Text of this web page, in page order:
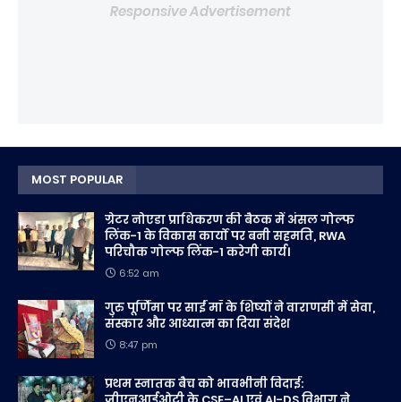
Responsive Advertisement
MOST POPULAR
ग्रेटर नोएडा प्राधिकरण की बैठक में अंसल गोल्फ
लिंक-1 के विकास कार्यों पर बनी सहमति, RWA
परिचौक गोल्फ लिंक-1 करेगी कार्य।
6:52 am
गुरु पूर्णिमा पर साईं माँ के शिष्यों ने वाराणसी में सेवा,
संस्कार और आध्यात्म का दिया संदेश
8:47 pm
प्रथम स्नातक बैच को भावभीनी विदाई: